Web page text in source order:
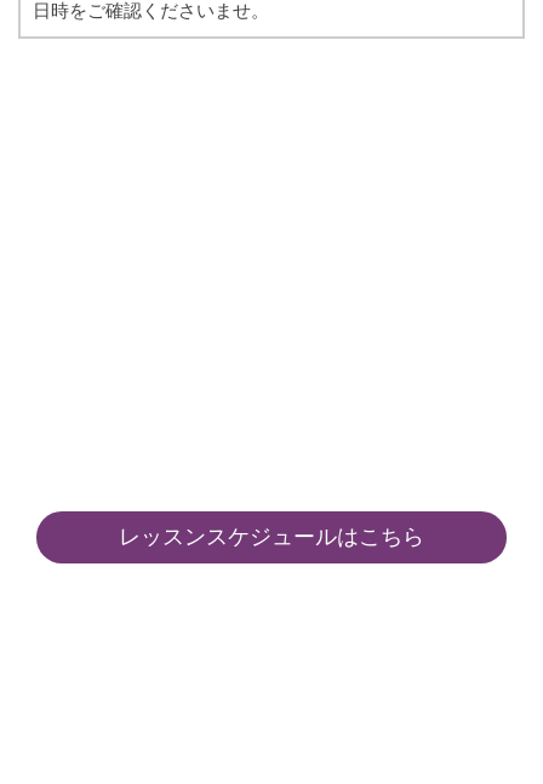
日時をご確認くださいませ。
レッスンスケジュールはこちら